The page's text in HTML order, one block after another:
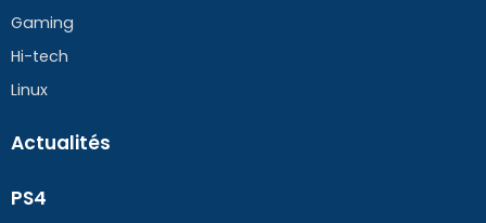
Gaming
Hi-tech
Linux
Actualités
PS4